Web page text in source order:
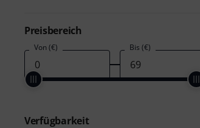
Preisbereich
Von (€) Bis (€)
Verfügbarkeit